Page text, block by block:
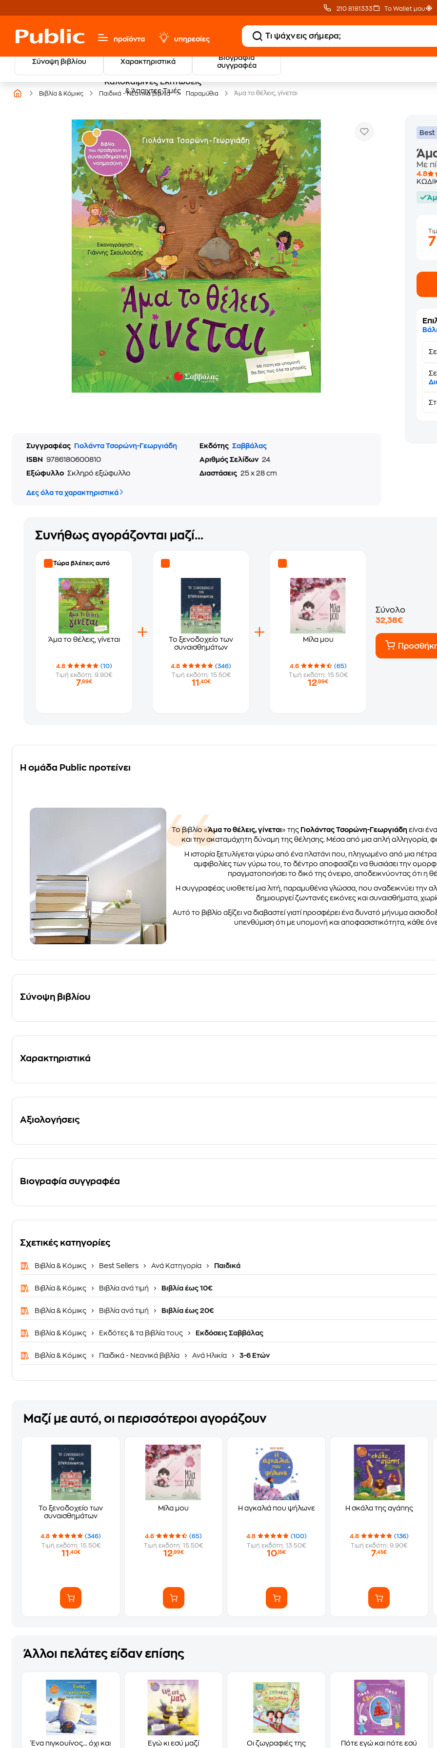
210 8181333 Το Wallet μου
προϊόντα υπηρεσίες
Σύνοψη βιβλίου Χαρακτηριστικά
Βιογραφία
συγγραφέα
Καλοκαιρινές Εκπτώσεις
& Άπαιχτες Τιμές
20 € Public επιστροφή
με Snappi
Βιβλία & Κόμικς Παιδικά - Νεανικά βιβλία Παραμύθια Άμα το θέλεις, γίνεται
Συγγραφέας Γιολάντα Τσορώνη-Γεωργιάδη Εκδότης Σαββάλας
ISBN
9786180600810 Αριθμός Σελίδων 24
Εξώφυλλο Σκληρό εξώφυλλο Διαστάσεις 25 x 28 cm
Δες όλα τα χαρακτηριστικά
Best
Με
4.8
Συνήθως αγοράζονται μαζί...
Τώρα βλέπεις αυτό
Άμα το θέλεις, γίνεται
4.8
(10)
Τιμή εκδότη: 9.90€
7,99€
Το ξενοδοχείο των
συναισθημάτων
4.8
(346)
Τιμή εκδότη: 15.50€
11 ,40€
Μίλα μου
4.6
(65)
Τιμή εκδότη: 15.50€
12,99€
Σύνολο
32,38€
Η ομάδα Public προτείνει
Το βιβλίο «Άμα το θέλεις, γίνεται» της Γιολάντας Τσορώνη-Γεωργιάδηείναι
και την ακαταμάχητη δύναμη της θέλησης. Μέσα από μια απλή αλληγορία,
Η ιστορία ξετυλίγεται γύρω από ένα πλατάνι που, πληγωμένο από μια
αμφιβολίες των γύρω του, το δέντρο αποφασίζει να θυσιάσει την
πραγματοποιήσει το δικό της όνειρο, αποδεικνύοντας ότι η
Η συγγραφέας υιοθετεί μια λιτή, παραμυθένια γλώσσα, που αναδεικνύει
δημιουργεί ζωντανές εικόνες και συναισθήματα,
Αυτό το βιβλίο αξίζει να διαβαστεί γιατί προσφέρει ένα δυνατό μήνυμα
υπενθύμιση ότι με υπομονή και αποφασιστικότητα, κάθε
Σύνοψη βιβλίου
Χαρακτηριστικά
Αξιολογήσεις
Βιογραφία συγγραφέα
Σχετικές κατηγορίες
Βιβλία & Κόμικς Best Sellers Ανά Κατηγορία Παιδικά
Βιβλία & Κόμικς Βιβλία ανά τιμή Βιβλία έως 10€
Βιβλία & Κόμικς Βιβλία ανά τιμή Βιβλία έως 20€
Βιβλία & Κόμικς Εκδότες & τα βιβλία τους Εκδόσεις Σαββάλας
Βιβλία & Κόμικς Παιδικά - Νεανικά βιβλία Ανά Ηλικία 3-6 Ετών
Μαζί με αυτό, οι περισσότεροι αγοράζουν
Το ξενοδοχείο των
συναισθημάτων
4.8
(346)
Τιμή εκδότη: 15.50€
11 ,40€
Μίλα μου
4.6
(65)
Τιμή εκδότη: 15.50€
12,99€
Η αγκαλιά που ψήλωνε
4.8
(100)
Τιμή εκδότη: 13.50€
10,15€
Η σκάλα της αγάπης
4.8
(136)
Τιμή εκδότη: 9.90€
7,45€
Άλλοι πελάτες είδαν επίσης
Ένα πιγκουίνος... όχι και
Εγώ κι εσύ μαζί
Οι ζωγραφιές της
Πότε εγώ και πότε εσύ